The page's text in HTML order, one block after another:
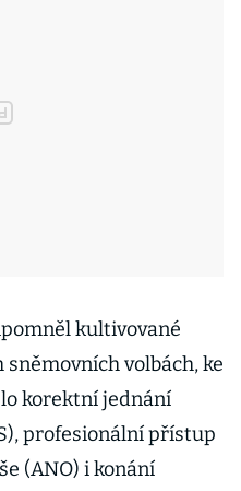
kultivované
volbách, ke
korektní jednání
profesionální přístup
(ANO) i konání